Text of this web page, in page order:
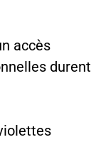
accès
durent